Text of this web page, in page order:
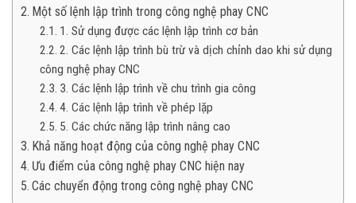
Một số lệnh lập trình trong công nghệ phay CNC
1. Sử dụng được các lệnh lập trình cơ bản
2. Các lệnh lập trình bù trừ và dịch chỉnh dao khi sử dụng
công nghệ phay CNC
3. Các lệnh lập trình về chu trình gia công
4. Các lệnh lập trình về phép lặp
5. Các chức năng lập trình nâng cao
Khả năng hoạt động của công nghệ phay CNC
Ưu điểm của công nghệ phay CNC hiện nay
Các chuyển động trong công nghệ phay CNC